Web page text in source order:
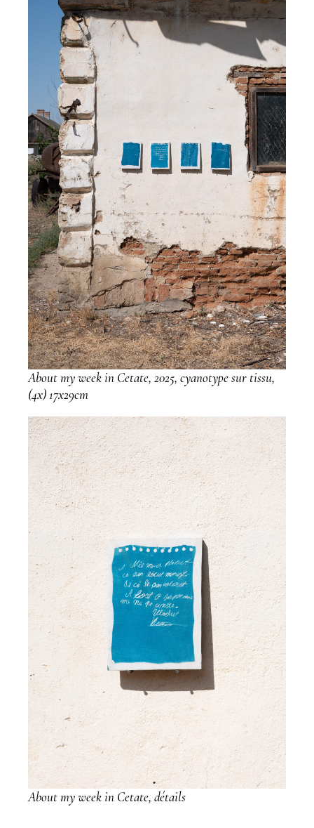
About my week in Cetate, 2025, cyanotype sur tissu,
(4x) 17x29cm
About my week in Cetate, détails